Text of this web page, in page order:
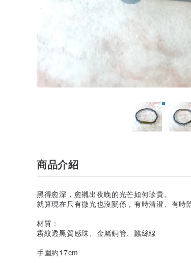
商品介紹
黑得愈深，愈襯出夜晚的光芒如何珍貴。
就算現在只有微光也沒關係，有時清澄、有時
材質：
霧紋透黑質感珠、金屬銅管、蠶絲線
手圍約17cm